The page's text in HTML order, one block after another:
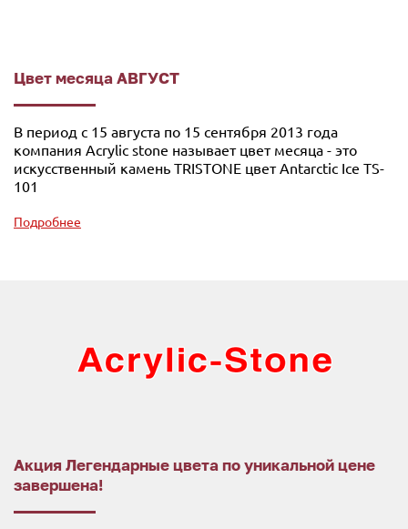
Цвет месяца АВГУСТ
В период с 15 августа по 15 сентября 2013 года
компания Acrylic stone называет цвет месяца - это
искусственный камень TRISTONE цвет Antarctic Ice TS-
101
Подробнее
Акция Легендарные цвета по уникальной цене
завершена!